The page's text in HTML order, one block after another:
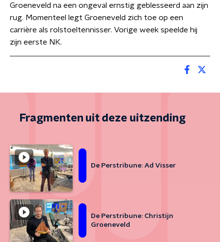
Groeneveld na een ongeval ernstig geblesseerd aan zijn
rug. Momenteel legt Groeneveld zich toe op een
carrière als rolstoeltennisser. Vorige week speelde hij
zijn eerste NK.
Fragmenten uit deze uitzending
De Perstribune: Ad Visser
De Perstribune: Christijn
Groeneveld